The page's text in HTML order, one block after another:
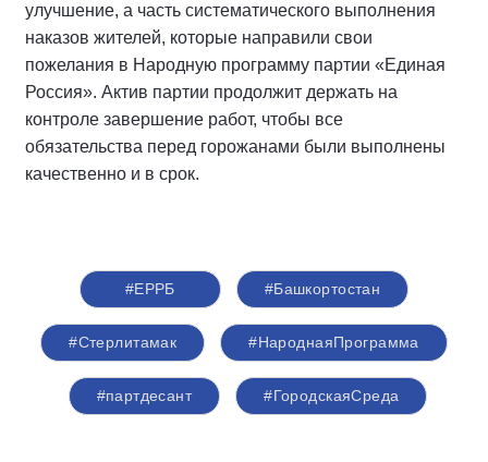
улучшение, а часть систематического выполнения
наказов жителей, которые направили свои
пожелания в Народную программу партии «Единая
Россия». Актив партии продолжит держать на
контроле завершение работ, чтобы все
обязательства перед горожанами были выполнены
качественно и в срок.
#ЕРРБ #Башкортостан
#Стерлитамак #НароднаяПрограмма
#партдесант #ГородскаяСреда